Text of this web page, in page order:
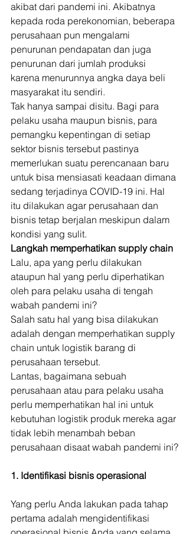
akibat dari pandemi ini. Akibatnya
kepada roda perekonomian, beberapa
perusahaan pun mengalami
penurunan pendapatan dan juga
penurunan dari jumlah produksi
karena menurunnya angka daya beli
masyarakat itu sendiri.
Tak hanya sampai disitu. Bagi para
pelaku usaha maupun bisnis, para
pemangku kepentingan di setiap
sektor bisnis tersebut pastinya
memerlukan suatu perencanaan baru
untuk bisa mensiasati keadaan dimana
sedang terjadinya COVID-19 ini. Hal
itu dilakukan agar perusahaan dan
bisnis tetap berjalan meskipun dalam
kondisi yang sulit.
Langkah memperhatikan supply chain
Lalu, apa yang perlu dilakukan
ataupun hal yang perlu diperhatikan
oleh para pelaku usaha di tengah
wabah pandemi ini?
Salah satu hal yang bisa dilakukan
adalah dengan memperhatikan supply
chain untuk logistik barang di
perusahaan tersebut.
Lantas, bagaimana sebuah
perusahaan atau para pelaku usaha
perlu memperhatikan hal ini untuk
kebutuhan logistik produk mereka agar
tidak lebih menambah beban
perusahaan disaat wabah pandemi ini?
1. Identifikasi bisnis operasional
Yang perlu Anda lakukan pada tahap
pertama adalah mengidentifikasi